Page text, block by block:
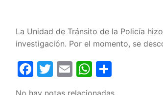
La Unidad de Tránsito de la Policía
investigación. Por el momento, se
Facebook
Twitter
EmailWhatsApp
No hay notas relacionadas